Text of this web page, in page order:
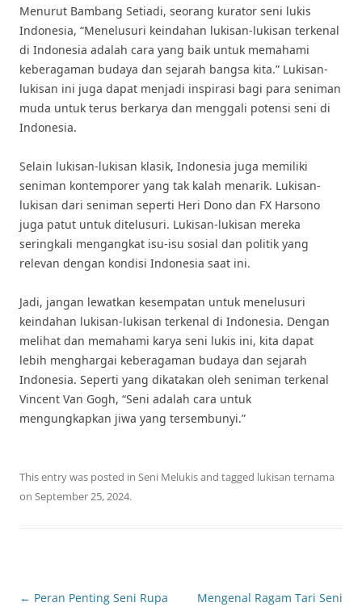
Menurut Bambang Setiadi, seorang kurator seni lukis
Indonesia, “Menelusuri keindahan lukisan-lukisan terkenal
di Indonesia adalah cara yang baik untuk memahami
keberagaman budaya dan sejarah bangsa kita.” Lukisan-
lukisan ini juga dapat menjadi inspirasi bagi para seniman
muda untuk terus berkarya dan menggali potensi seni di
Indonesia.
Selain lukisan-lukisan klasik, Indonesia juga memiliki
seniman kontemporer yang tak kalah menarik. Lukisan-
lukisan dari seniman seperti Heri Dono dan FX Harsono
juga patut untuk ditelusuri. Lukisan-lukisan mereka
seringkali mengangkat isu-isu sosial dan politik yang
relevan dengan kondisi Indonesia saat ini.
Jadi, jangan lewatkan kesempatan untuk menelusuri
keindahan lukisan-lukisan terkenal di Indonesia. Dengan
melihat dan memahami karya seni lukis ini, kita dapat
lebih menghargai keberagaman budaya dan sejarah
Indonesia. Seperti yang dikatakan oleh seniman terkenal
Vincent Van Gogh, “Seni adalah cara untuk
mengungkapkan jiwa yang tersembunyi.”
This entry was posted in Seni Melukisand tagged lukisan ternama
on September 25, 2024.
Post
← Peran Penting Seni Rupa
Mengenal Ragam Tari Seni